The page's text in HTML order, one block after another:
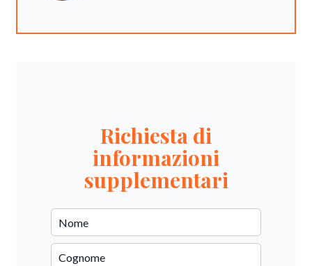
Richiesta di
informazioni
supplementari